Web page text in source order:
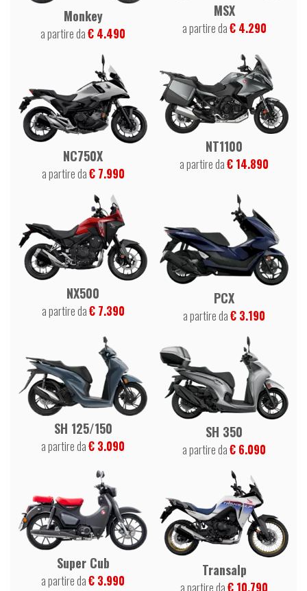
Monkey
a partire da€ 4.490
MSX
a partire da€ 4.290
NC750X
a partire da€ 7.990
NT1100
a partire da€ 14.890
NX500
a partire da€ 7.390
PCX
a partire da€ 3.190
SH 125/150
a partire da€ 3.090
SH 350
a partire da€ 6.090
Super Cub
a partire da€ 3.990
Transalp
a partire da€ 10.790